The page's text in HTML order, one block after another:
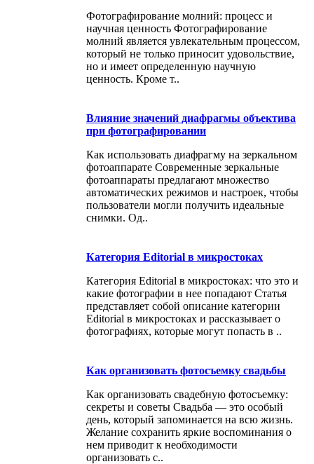
Фотографирование молний: процесс и
научная ценность Фотографирование
молний является увлекательным процессом,
который не только приносит удовольствие,
но и имеет определенную научную
ценность. Кроме т..
Влияние значений диафрагмы объектива
при фотографировании
Как использовать диафрагму на зеркальном
фотоаппарате Современные зеркальные
фотоаппараты предлагают множество
автоматических режимов и настроек, чтобы
пользователи могли получить идеальные
снимки. Од..
Категория Editorial в микростоках
Категория Editorial в микростоках: что это и
какие фотографии в нее попадают Статья
представляет собой описание категории
Editorial в микростоках и рассказывает о
фотографиях, которые могут попасть в ..
Как организовать фотосъемку свадьбы
Как организовать свадебную фотосъемку:
секреты и советы Свадьба — это особый
день, который запоминается на всю жизнь.
Желание сохранить яркие воспоминания о
нем приводит к необходимости
организовать с..